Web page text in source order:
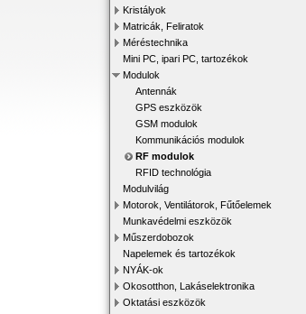
Kristályok
Matricák, Feliratok
Méréstechnika
Mini PC, ipari PC, tartozékok
Modulok
Antennák
GPS eszközök
GSM modulok
Kommunikációs modulok
RF modulok
RFID technológia
Modulvilág
Motorok, Ventilátorok, Fűtőelemek
Munkavédelmi eszközök
Műszerdobozok
Napelemek és tartozékok
NYÁK-ok
Okosotthon, Lakáselektronika
Oktatási eszközök